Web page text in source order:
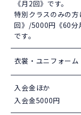
《月2回》です。
特別クラスのみの
回》/5000円《60分
です。
衣裳・ユニフォーム
入会金ほか
入会金5000円